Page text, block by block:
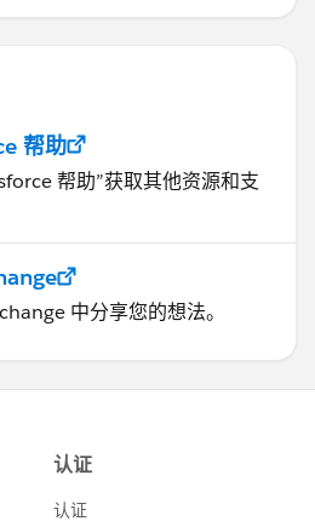
帮助
帮助”获取其他资源和支
中分享您的想法。